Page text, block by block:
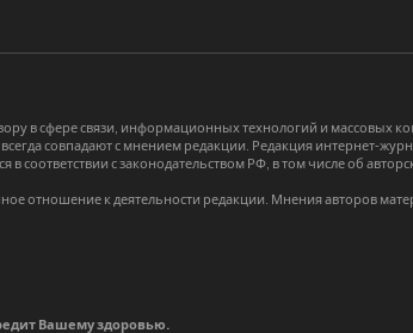
в сфере связи, информационных технологий и массовых
совпадают с мнением редакции. Редакция интернет-
в соответствии с законодательством РФ, в том числе об
отношение к деятельности редакции. Мнения авторов
Вашему здоровью.